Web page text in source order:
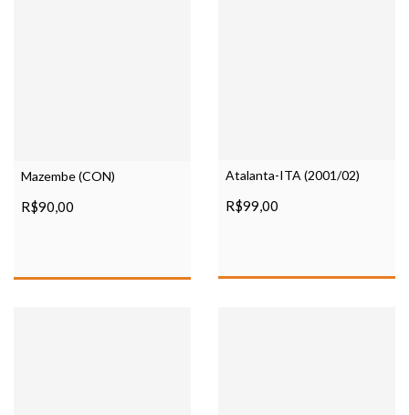
Mazembe (CON)
R$90,00
Atalanta-ITA (2001/02)
R$99,00